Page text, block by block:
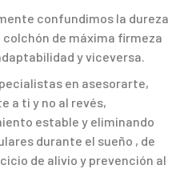
confundimos la dureza
colchón de máxima firmeza
y viceversa.
en asesorarte,
a ti y no al revés,
estable y eliminando
durante el sueño , de
de alivio y prevención al